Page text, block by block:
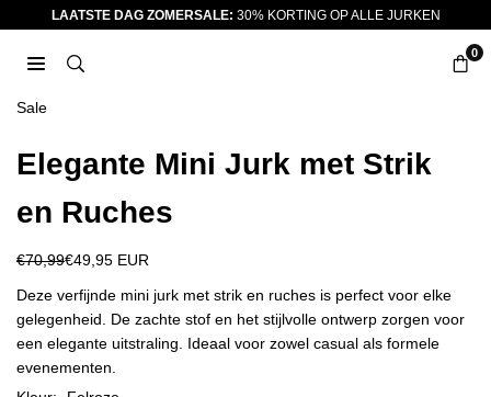
naar
inhoud
LAATSTE DAG ZOMERSALE: 30% KORTING OP ALLE JURKEN
0
Sale
Elegante Mini Jurk met Strik
en Ruches
Reguliere
prijs
€70,99€49,95 EUR
Deze verfijnde mini jurk met strik en ruches is perfect voor elke
gelegenheid. De zachte stof en het stijlvolle ontwerp zorgen voor
een elegante uitstraling. Ideaal voor zowel casual als formele
evenementen.